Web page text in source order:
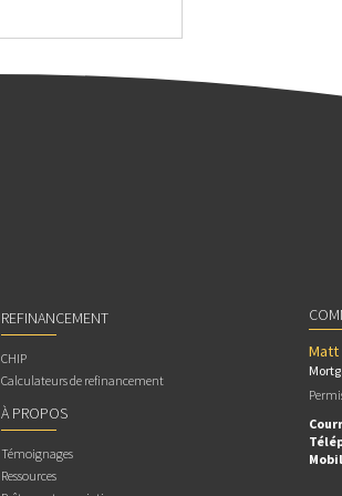
REFINANCEMENT
CHIP
Calculateurs de refinancement
À PROPOS
Témoignages
Ressources
Matt